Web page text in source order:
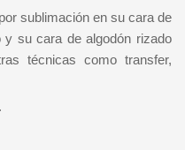
sublimación en su cara de
y su cara de algodón rizado
técnicas como transfer,